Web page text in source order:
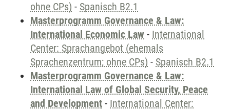
ohne CPs) - Spanisch B2.1
Masterprogramm Governance & Law:
International Economic Law - International
Center: Sprachangebot (ehemals
Sprachenzentrum; ohne CPs) - Spanisch B2.1
Masterprogramm Governance & Law:
International Law of Global Security, Peace
and Development - International Center: